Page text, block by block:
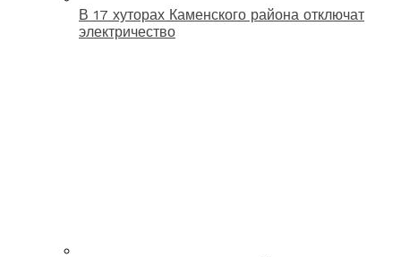
В 17 хуторах Каменского района отключат
электричество